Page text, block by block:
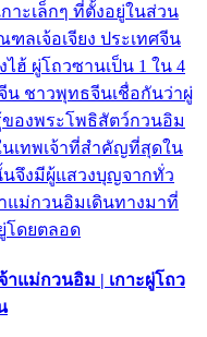
าะเล็กๆ ที่ตั้งอยู่ในส่วน
ลเจ้อเจียง ประเทศจีน
ฮ้ ผู่โถวซานเป็น 1 ใน 4
ชาวพุทธจีนเชื่อกันว่าผู่
องพระโพธิสัตว์กวนอิม
เทพเจ้าที่สำคัญที่สุดใน
จึงมีผู้แสวงบุญจากทั่ว
แม่กวนอิมเดินทางมาที่
โดยตลอด
แม่กวนอิม | เกาะผู่โถว